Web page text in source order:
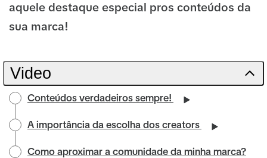
aquele destaque especial pros conteúdos da
sua marca!
Video
Conteúdos verdadeiros sempre!
A importância da escolha dos creators
Como aproximar a comunidade da minha marca?